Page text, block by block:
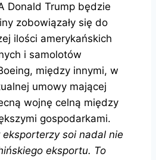
Donald Trump będzie
zobowiązały się do
ilości amerykańskich
i samolotów
między innymi, w
umowy mającej
wojnę celną między
gospodarkami.
soi nadal nie
eksportu. To